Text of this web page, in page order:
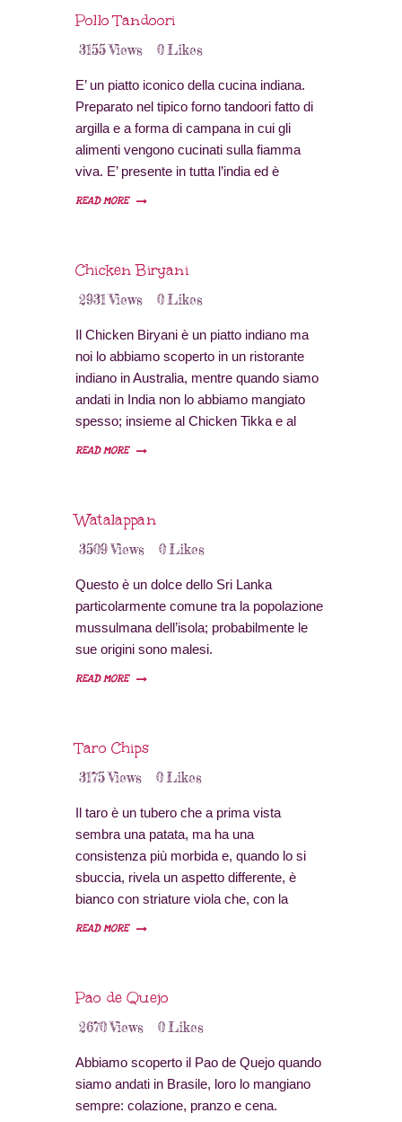
Pollo Tandoori
3155Views 0Likes
E’ un piatto iconico della cucina indiana.
Preparato nel tipico forno tandoori fatto di
argilla e a forma di campana in cui gli
alimenti vengono cucinati sulla fiamma
viva. E’ presente in tutta l’india ed è
utilizzato soprattutto per i piatti di carne. Ho
READ MORE
Chicken Biryani
2931 Views 0Likes
Il Chicken Biryani è un piatto indiano ma
noi lo abbiamo scoperto in un ristorante
indiano in Australia, mentre quando siamo
andati in India non lo abbiamo mangiato
spesso; insieme al Chicken Tikka e al
Chicken Tandoori, è uno dei piatti indiani
READ MORE
Watalappan
3509Views 0Likes
Questo è un dolce dello Sri Lanka
particolarmente comune tra la popolazione
mussulmana dell’isola; probabilmente le
sue origini sono malesi.
READ MORE
Taro Chips
3175Views 0Likes
Il taro è un tubero che a prima vista
sembra una patata, ma ha una
consistenza più morbida e, quando lo si
sbuccia, rivela un aspetto differente, è
bianco con striature viola che, con la
cottura, diventano ancora più visibili.
come accompagnamento di molti piatti;
sono molto comuni le chips di taro, al
READ MORE
Pao de Quejo
2670Views 0Likes
Abbiamo scoperto il Pao de Quejo quando
siamo andati in Brasile, loro lo mangiano
sempre: colazione, pranzo e cena.